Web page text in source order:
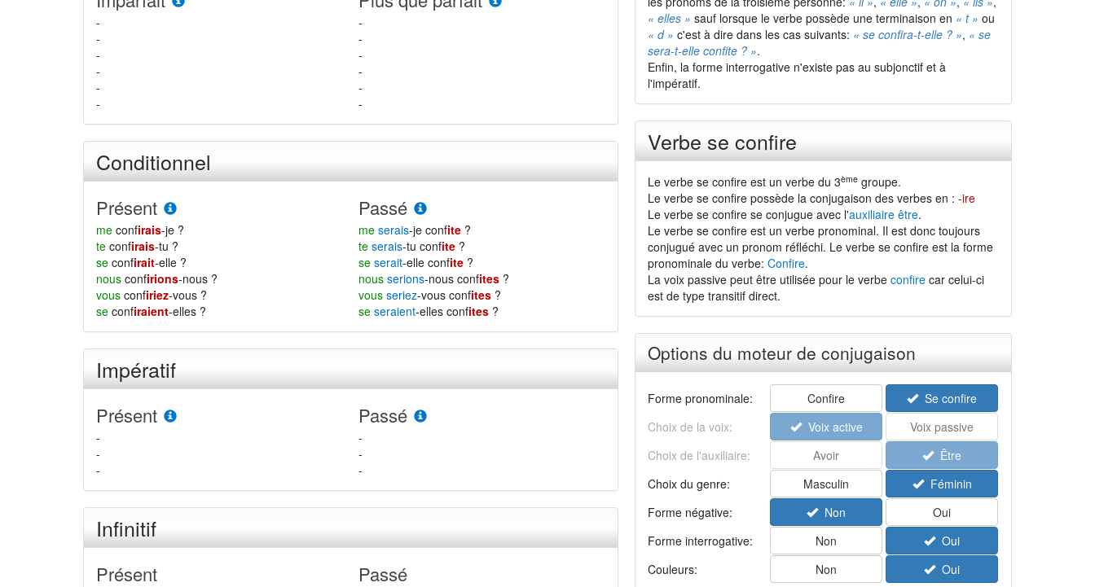
-
-
-
-
-
-
-
-
-
-
-
-
Conditionnel
Présent
me confirais-je ?
te confirais-tu ?
se confirait-elle ?
nous confirions-nous ?
vous confiriez-vous ?
se confiraient-elles ?
Passé
meserais-je confite ?
teserais-tu confite ?
seserait-elle confite ?
nousserions-nous confites ?
vousseriez-vous confites ?
seseraient-elles confites ?
Impératif
Présent
-
-
-
Passé
-
-
-
Infinitif
Présent Passé
« elles » sauf lorsque le verbe possède une terminaison en « t » ou
« d » c'est à dire dans les cas suivants: « se confira-t-elle ? », « se
sera-t-elle confite ? ».
Enfin, la forme interrogative n'existe pas au subjonctif et à
l'impératif.
Verbe se confire
Le verbe se confire est un verbe du 3èmegroupe.
Le verbe se confire possède la conjugaison des verbes en : -ire
Le verbe se confire se conjugue avec l'auxiliaire être.
Le verbe se confire est un verbe pronominal. Il est donc toujours
conjugué avec un pronom réfléchi. Le verbe se confire est la forme
pronominale du verbe: Confire.
La voix passive peut être utilisée pour le verbe confirecar celui-ci
est de type transitif direct.
Options du moteur de conjugaison
Forme pronominale: Confire
Se confire
Choix de la voix:
Voix active
Voix passive
Choix de l'auxiliaire:
Avoir
Être
Choix du genre:
Masculin
Féminin
Forme négative:
Non
Oui
Forme interrogative:
Non
Oui
Couleurs:
Non Oui